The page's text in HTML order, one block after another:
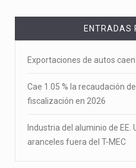
ENTRADAS
Exportaciones de autos caen
Cae 1.05 % la recaudación
fiscalización en 2026
Industria del aluminio de EE.
aranceles fuera del T-MEC